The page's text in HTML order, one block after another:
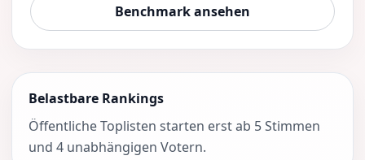
Benchmark ansehen
Belastbare Rankings
Öffentliche Toplisten starten erst ab 5 Stimmen
und 4 unabhängigen Votern.